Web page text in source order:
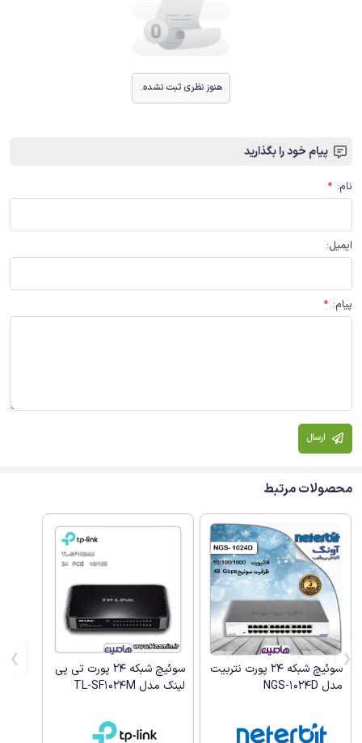
هنوز نظری ثبت نشده.
پیام خود را بگذارید
نام:
*
ایمیل:
پیام:
*
ارسال
محصولات مرتبط
سوئیچ شبکه 24 پورت نتربیت
مدل NGS-1024D
سوئیچ شبکه 24 پورت تی پی
لینک مدل TL-SF1024M